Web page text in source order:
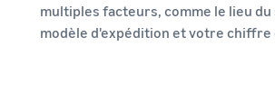
multiples facteurs, comme le lieu du
modèle d'expédition et votre chiffre